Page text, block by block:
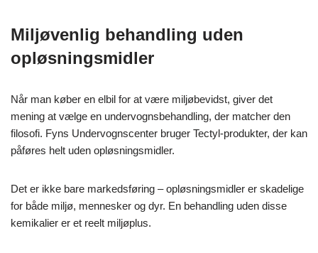
Miljøvenlig behandling uden
opløsningsmidler
Når man køber en elbil for at være miljøbevidst, giver det
mening at vælge en undervognsbehandling, der matcher den
filosofi. Fyns Undervognscenter bruger Tectyl-produkter, der kan
påføres helt uden opløsningsmidler.
Det er ikke bare markedsføring – opløsningsmidler er skadelige
for både miljø, mennesker og dyr. En behandling uden disse
kemikalier er et reelt miljøplus.